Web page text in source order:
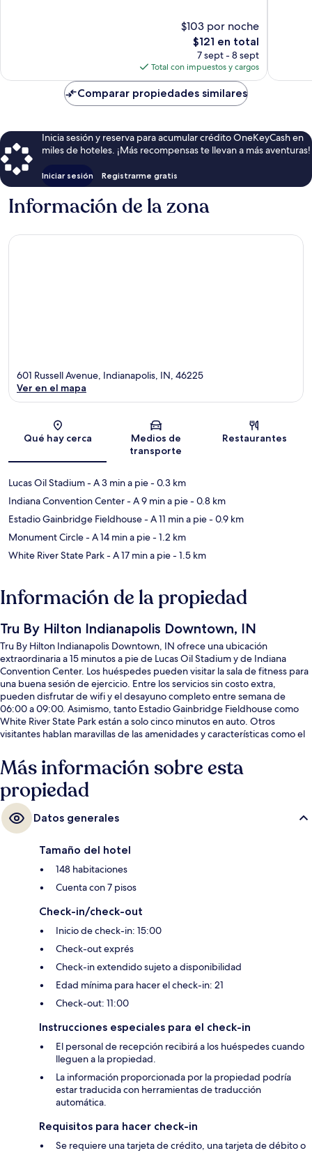
$103 por noche
El
precio
actual
es
de
$121
$121 en total
7 sept - 8 sept
Total con impuestos y cargos
Comparar propiedades similares
Inicia sesión y reserva para acumular crédito OneKeyCash en
miles de hoteles. ¡Más recompensas te llevan a más aventuras!
Iniciar sesión Registrarme gratis
Información de la zona
Sección del mapa
601 Russell Avenue, Indianapolis, IN, 46225
Ver en el mapa
Qué hay cerca
Medios de
transporte
Restaurantes
Lucas Oil Stadium- A 3 min a pie- 0.3 km
Indiana Convention Center- A 9 min a pie- 0.8 km
Estadio Gainbridge Fieldhouse- A 11 min a pie- 0.9 km
Monument Circle- A 14 min a pie- 1.2 km
White River State Park- A 17 min a pie- 1.5 km
Información de la propiedad
Tru By Hilton Indianapolis Downtown, IN
Tru By Hilton Indianapolis Downtown, IN ofrece una ubicación
extraordinaria a 15 minutos a pie de Lucas Oil Stadium y de Indiana
Convention Center. Los huéspedes pueden visitar la sala de fitness para
una buena sesión de ejercicio. Entre los servicios sin costo extra,
pueden disfrutar de wifi y el desayuno completo entre semana de
06:00 a 09:00. Asimismo, tanto Estadio Gainbridge Fieldhouse como
White River State Park están a solo cinco minutos en auto. Otros
visitantes hablan maravillas de las amenidades y características como el
Más información sobre esta
propiedad
Datos generales
Tamaño del hotel
148 habitaciones
Cuenta con 7 pisos
Check-in/check-out
Inicio de check-in: 15:00
Check-out exprés
Check-in extendido sujeto a disponibilidad
Edad mínima para hacer el check-in: 21
Check-out: 11:00
Instrucciones especiales para el check-in
El personal de recepción recibirá a los huéspedes cuando
lleguen a la propiedad.
La información proporcionada por la propiedad podría
estar traducida con herramientas de traducción
automática.
Requisitos para hacer check-in
Se requiere una tarjeta de crédito, una tarjeta de débito o